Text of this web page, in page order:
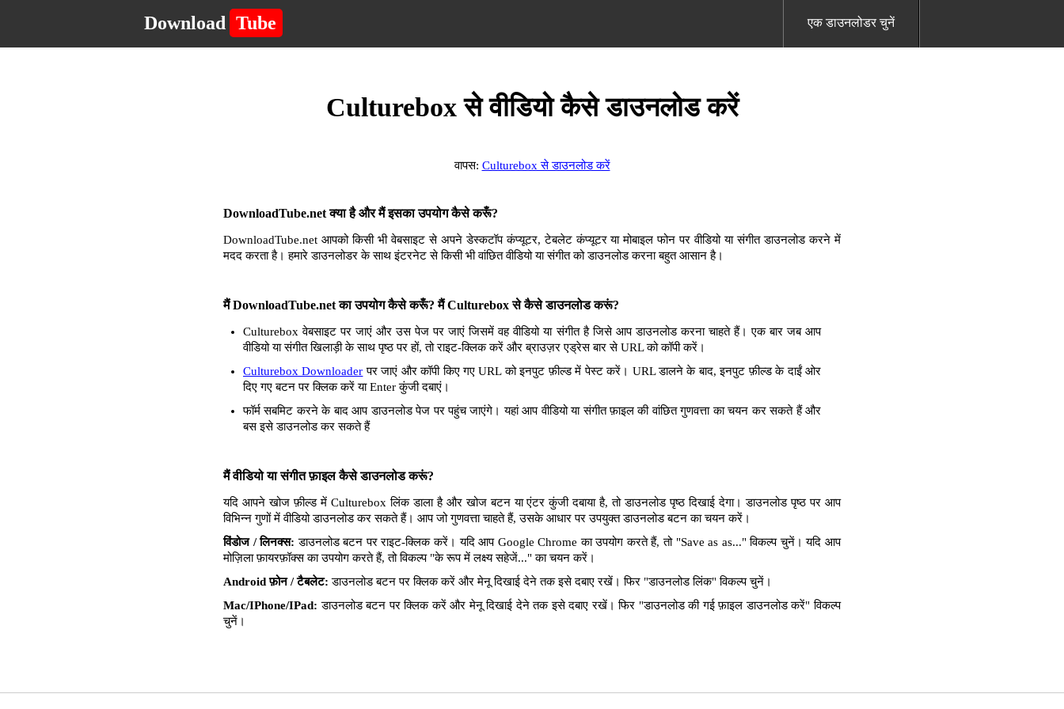
Download Tube एक डाउनलोडर चुनें
Culturebox से वीडियो कैसे डाउनलोड करें
वापस: Culturebox से डाउनलोड करें
DownloadTube.net क्या है और मैं इसका उपयोग कैसे करूँ?
DownloadTube.net आपको किसी भी वेबसाइट से अपने डेस्कटॉप कंप्यूटर, टेबलेट कंप्यूटर या मोबाइल फोन पर वीडियो या संगीत डाउनलोड करने में
मदद करता है। हमारे डाउनलोडर के साथ इंटरनेट से किसी भी वांछित वीडियो या संगीत को डाउनलोड करना बहुत आसान है।
मैं DownloadTube.net का उपयोग कैसे करूँ? मैं Culturebox से कैसे डाउनलोड करूं?
Culturebox वेबसाइट पर जाएं और उस पेज पर जाएं जिसमें वह वीडियो या संगीत है जिसे आप डाउनलोड करना चाहते हैं। एक बार जब आप
वीडियो या संगीत खिलाड़ी के साथ पृष्ठ पर हों, तो राइट-क्लिक करें और ब्राउज़र एड्रेस बार से URL को कॉपी करें।
Culturebox Downloader पर जाएं और कॉपी किए गए URL को इनपुट फ़ील्ड में पेस्ट करें। URL डालने के बाद, इनपुट फ़ील्ड के दाईं ओर
दिए गए बटन पर क्लिक करें या Enter कुंजी दबाएं।
फॉर्म सबमिट करने के बाद आप डाउनलोड पेज पर पहुंच जाएंगे। यहां आप वीडियो या संगीत फ़ाइल की वांछित गुणवत्ता का चयन कर सकते हैं और
बस इसे डाउनलोड कर सकते हैं
मैं वीडियो या संगीत फ़ाइल कैसे डाउनलोड करूं?
यदि आपने खोज फ़ील्ड में Culturebox लिंक डाला है और खोज बटन या एंटर कुंजी दबाया है, तो डाउनलोड पृष्ठ दिखाई देगा। डाउनलोड पृष्ठ पर आप
विभिन्न गुणों में वीडियो डाउनलोड कर सकते हैं। आप जो गुणवत्ता चाहते हैं, उसके आधार पर उपयुक्त डाउनलोड बटन का चयन करें।
विंडोज / लिनक्स: डाउनलोड बटन पर राइट-क्लिक करें। यदि आप Google Chrome का उपयोग करते हैं, तो "Save as as..." विकल्प चुनें। यदि आप
मोज़िला फ़ायरफ़ॉक्स का उपयोग करते हैं, तो विकल्प "के रूप में लक्ष्य सहेजें..." का चयन करें।
Android फ़ोन / टैबलेट: डाउनलोड बटन पर क्लिक करें और मेनू दिखाई देने तक इसे दबाए रखें। फिर "डाउनलोड लिंक" विकल्प चुनें।
Mac/IPhone/IPad: डाउनलोड बटन पर क्लिक करें और मेनू दिखाई देने तक इसे दबाए रखें। फिर "डाउनलोड की गई फ़ाइल डाउनलोड करें" विकल्प
चुनें।